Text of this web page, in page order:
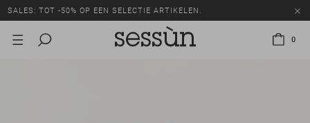
SALES: TOT -50% OP EEN SELECTIE ARTIKELEN.
0